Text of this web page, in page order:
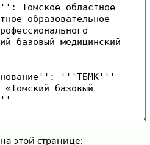
этой странице: